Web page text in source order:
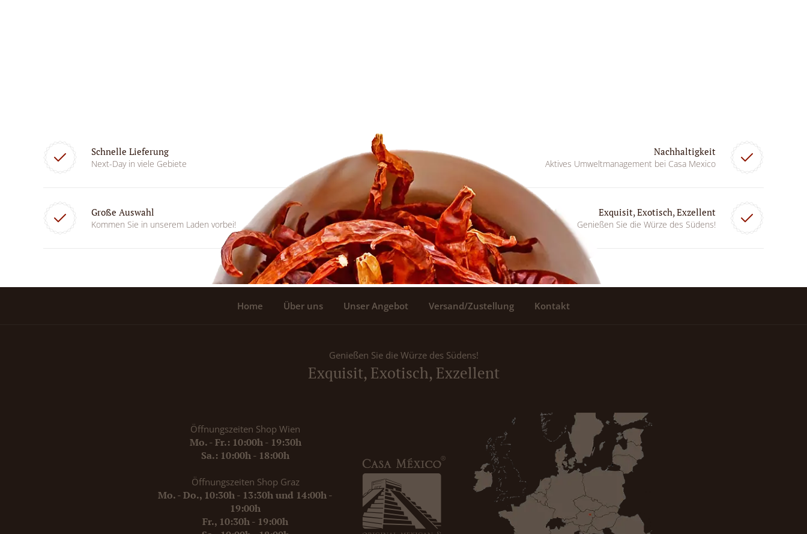
Schnelle Lieferung
Next-Day in viele Gebiete
Nachhaltigkeit
Aktives Umweltmanagement bei Casa Mexico
Große Auswahl
Kommen Sie in unserem Laden vorbei!
Exquisit, Exotisch, Exzellent
Genießen Sie die Würze des Südens!
Home Über uns Unser Angebot Versand/Zustellung Kontakt
Genießen Sie die Würze des Südens!
Exquisit, Exotisch, Exzellent
Öffnungszeiten Shop Wien
Mo. - Fr.: 10:00h - 19:30h
Sa.: 10:00h - 18:00h
Öffnungszeiten Shop Graz
Mo. - Do., 10:30h - 13:30h und 14:00h -
19:00h
Fr., 10:30h - 19:00h